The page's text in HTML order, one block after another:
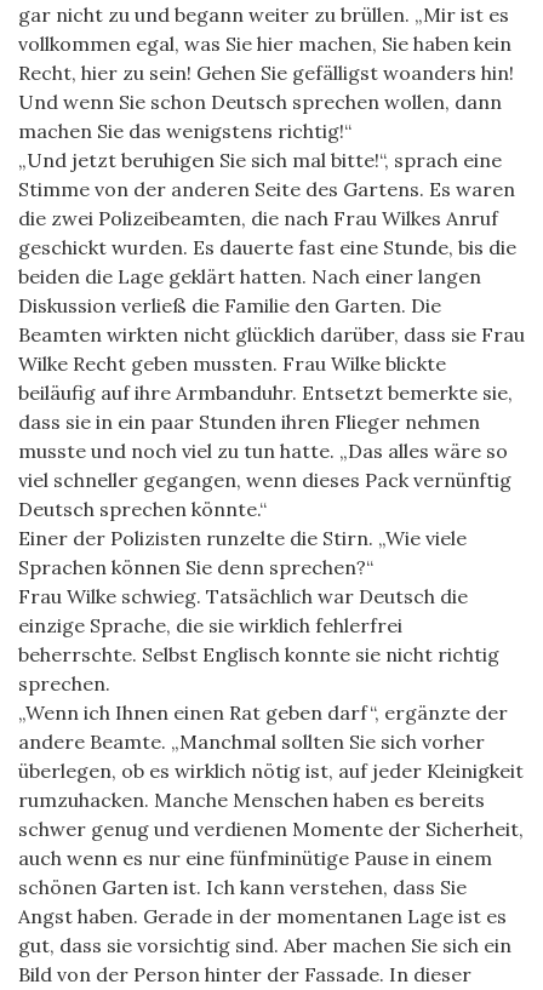
gar nicht zu und begann weiter zu brüllen. „Mir ist es
vollkommen egal, was Sie hier machen, Sie haben kein
Recht, hier zu sein! Gehen Sie gefälligst woanders hin!
Und wenn Sie schon Deutsch sprechen wollen, dann
machen Sie das wenigstens richtig!“
„Und jetzt beruhigen Sie sich mal bitte!“, sprach eine
Stimme von der anderen Seite des Gartens. Es waren
die zwei Polizeibeamten, die nach Frau Wilkes Anruf
geschickt wurden. Es dauerte fast eine Stunde, bis die
beiden die Lage geklärt hatten. Nach einer langen
Diskussion verließ die Familie den Garten. Die
Beamten wirkten nicht glücklich darüber, dass sie Frau
Wilke Recht geben mussten. Frau Wilke blickte
beiläufig auf ihre Armbanduhr. Entsetzt bemerkte sie,
dass sie in ein paar Stunden ihren Flieger nehmen
musste und noch viel zu tun hatte. „Das alles wäre so
viel schneller gegangen, wenn dieses Pack vernünftig
Deutsch sprechen könnte.“
Einer der Polizisten runzelte die Stirn. „Wie viele
Sprachen können Sie denn sprechen?“
Frau Wilke schwieg. Tatsächlich war Deutsch die
einzige Sprache, die sie wirklich fehlerfrei
beherrschte. Selbst Englisch konnte sie nicht richtig
sprechen.
„Wenn ich Ihnen einen Rat geben darf“, ergänzte der
andere Beamte. „Manchmal sollten Sie sich vorher
überlegen, ob es wirklich nötig ist, auf jeder Kleinigkeit
rumzuhacken. Manche Menschen haben es bereits
schwer genug und verdienen Momente der Sicherheit,
auch wenn es nur eine fünfminütige Pause in einem
schönen Garten ist. Ich kann verstehen, dass Sie
Angst haben. Gerade in der momentanen Lage ist es
gut, dass sie vorsichtig sind. Aber machen Sie sich ein
Bild von der Person hinter der Fassade. In dieser